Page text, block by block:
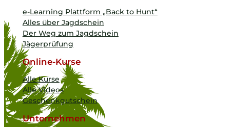
e-Learning Plattform „Back to Hunt“
Alles über Jagdschein
Der Weg zum Jagdschein
Jägerprüfung
Online-Kurse
Alle Kurse
Alle Videos
Geschenkgutschein
Unternehmen